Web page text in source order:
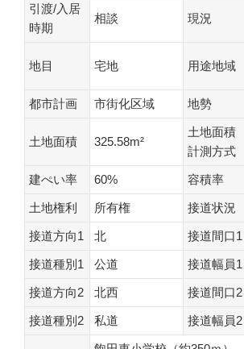
引渡/入居
時期
相談 現況
地目 宅地 用途地域
都市計画 市街化区域 地勢
土地面積 325.58m²
土地面積
計測方式
建ぺい率 60% 容積率
土地権利 所有権 接道状況
接道方向1 北 接道間口1
接道種別1 公道 接道幅員1
接道方向2 北西 接道間口2
接道種別2 私道 接道幅員2